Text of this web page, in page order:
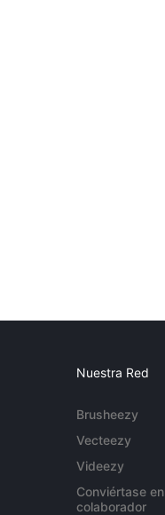
Nuestra Red
Brusheezy
Vecteezy
Videezy
Conviértase en
colaborador